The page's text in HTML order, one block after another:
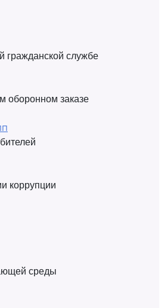
гражданской службе
оборонном заказе
коррупции
среды